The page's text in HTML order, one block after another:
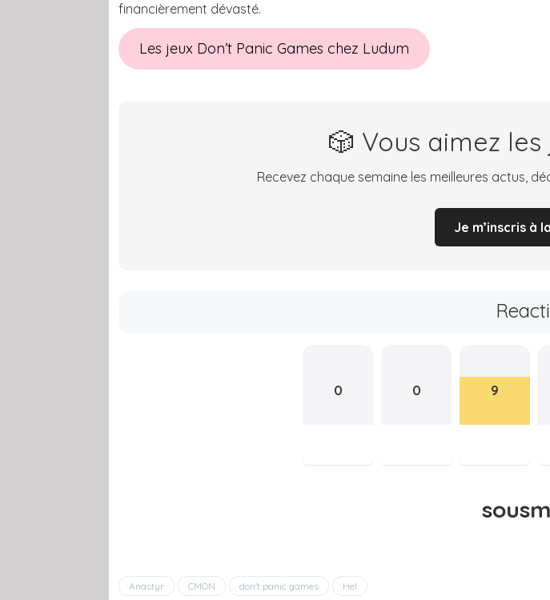
financièrement dévasté.
Les jeux Don’t Panic Games chez Ludum
🎲 Vous aimez
Recevez chaque semaine les meilleures actus,
Je m’inscris à
0 0 9
Anastyr CMON don't panic games Hel